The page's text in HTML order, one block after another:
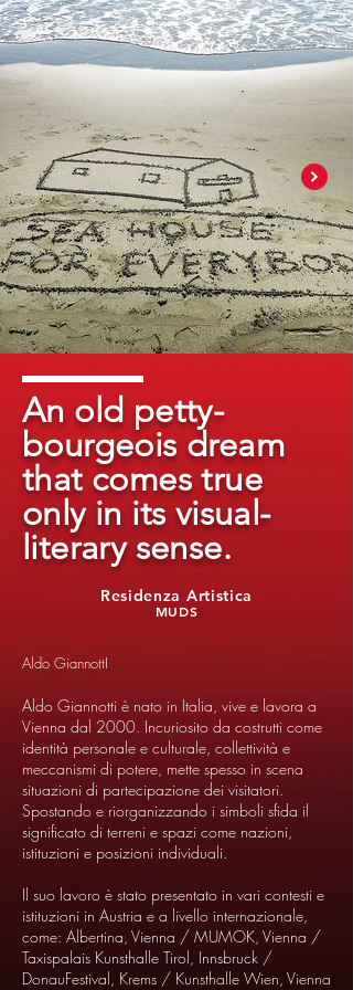
An old petty-
bourgeois dream
that comes true
only in its visual-
literary sense.
MUDS
Residenza Artistica
Aldo GiannottI
Aldo Giannotti è nato in Italia, vive e lavora a
Vienna dal 2000. Incuriosito da costrutti come
identità personale e culturale, collettività e
meccanismi di potere, mette spesso in scena
situazioni di partecipazione dei visitatori.
Spostando e riorganizzando i simboli sfida il
significato di terreni e spazi come nazioni,
istituzioni e posizioni individuali.
Il suo lavoro è stato presentato in vari contesti e
istituzioni in Austria e a livello internazionale,
come: Albertina, Vienna / MUMOK, Vienna /
Taxispalais Kunsthalle Tirol, Innsbruck /
DonauFestival, Krems / Kunsthalle Wien, Vienna